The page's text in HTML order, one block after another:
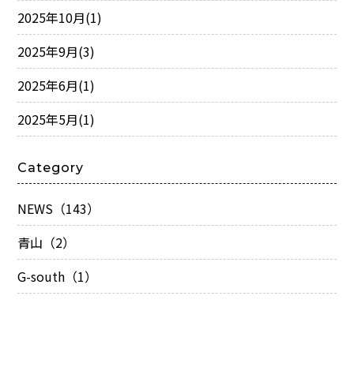
2025年10月(1)
2025年9月(3)
2025年6月(1)
2025年5月(1)
Category
NEWS（143）
青山（2）
G-south（1）